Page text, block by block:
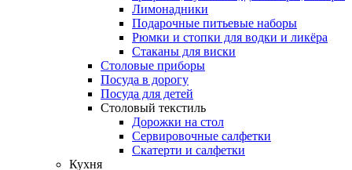
Лимонадники
Подарочные питьевые наборы
Рюмки и стопки для водки и ликёра
Стаканы для виски
Столовые приборы
Посуда в дорогу
Посуда для детей
Столовый текстиль
Дорожки на стол
Сервировочные салфетки
Скатерти и салфетки
Кухня